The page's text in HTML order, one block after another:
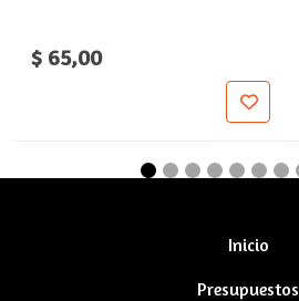
$ 65,00
Inicio
Presupuestos